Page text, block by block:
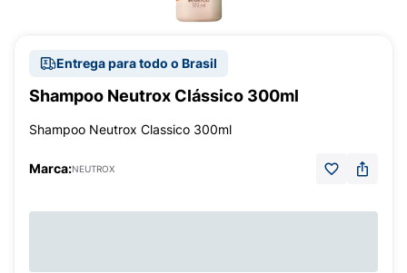
Entrega para todo o Brasil
Shampoo Neutrox Clássico 300ml
Shampoo Neutrox Classico 300ml
Marca:NEUTROX